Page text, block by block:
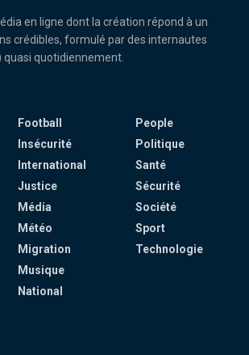
en ligne dont la création répond à un
crédibles, formulé par des internautes
quotidiennement.
Football
Insécurité
International
Justice
Média
Météo
Migration
Musique
National
People
Politique
Santé
Sécurité
Société
Sport
Technologie